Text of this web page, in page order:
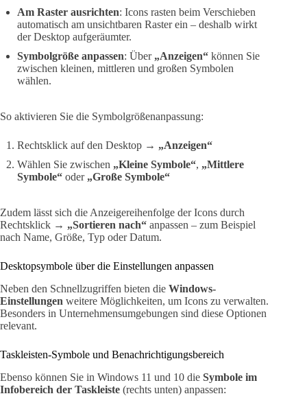
Am Raster ausrichten: Icons rasten beim Verschieben
automatisch am unsichtbaren Raster ein – deshalb wirkt
der Desktop aufgeräumter.
Symbolgröße anpassen: Über „Anzeigen“ können Sie
zwischen kleinen, mittleren und großen Symbolen
wählen.
So aktivieren Sie die Symbolgrößenanpassung:
Rechtsklick auf den Desktop → „Anzeigen“
Wählen Sie zwischen „Kleine Symbole“, „Mittlere
Symbole“ oder „Große Symbole“
Zudem lässt sich die Anzeigereihenfolge der Icons durch
Rechtsklick → „Sortieren nach“ anpassen – zum Beispiel
nach Name, Größe, Typ oder Datum.
Desktopsymbole über die Einstellungen anpassen
Neben den Schnellzugriffen bieten die Windows-
Einstellungen weitere Möglichkeiten, um Icons zu verwalten.
Besonders in Unternehmensumgebungen sind diese Optionen
relevant.
Taskleisten-Symbole und Benachrichtigungsbereich
Ebenso können Sie in Windows 11 und 10 die Symbole im
Infobereich der Taskleiste (rechts unten) anpassen: